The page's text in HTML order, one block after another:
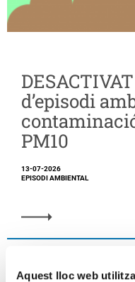
Aquest lloc web
d’episodi
PM10
13-07-2026
EPISODI AMBIENTAL